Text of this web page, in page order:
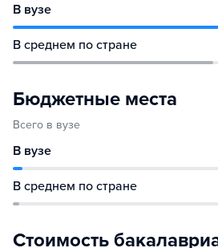
В вузе
В среднем по стране
Бюджетные места
Всего в вузе
В вузе
В среднем по стране
Стоимость